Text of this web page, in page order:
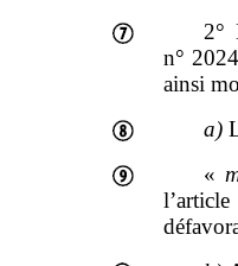
2°
n°
ainsi
a)
«